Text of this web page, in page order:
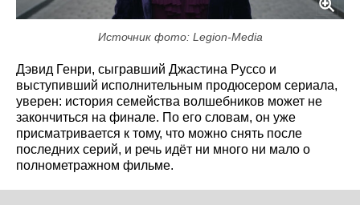
Источник фото: Legion-Media
Дэвид Генри, сыгравший Джастина Руссо и
выступивший исполнительным продюсером сериала,
уверен: история семейства волшебников может не
закончиться на финале. По его словам, он уже
присматривается к тому, что можно снять после
последних серий, и речь идёт ни много ни мало о
полнометражном фильме.